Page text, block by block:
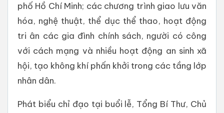
phố Hồ Chí Minh; các chương trình giao lưu văn
hóa, nghệ thuật, thể dục thể thao, hoạt động
tri ân các gia đình chính sách, người có công
với cách mạng và nhiều hoạt động an sinh xã
hội, tạo không khí phấn khởi trong các tầng lớp
nhân dân.
Phát biểu chỉ đạo tại buổi lễ, Tổng Bí Thư, Chủ